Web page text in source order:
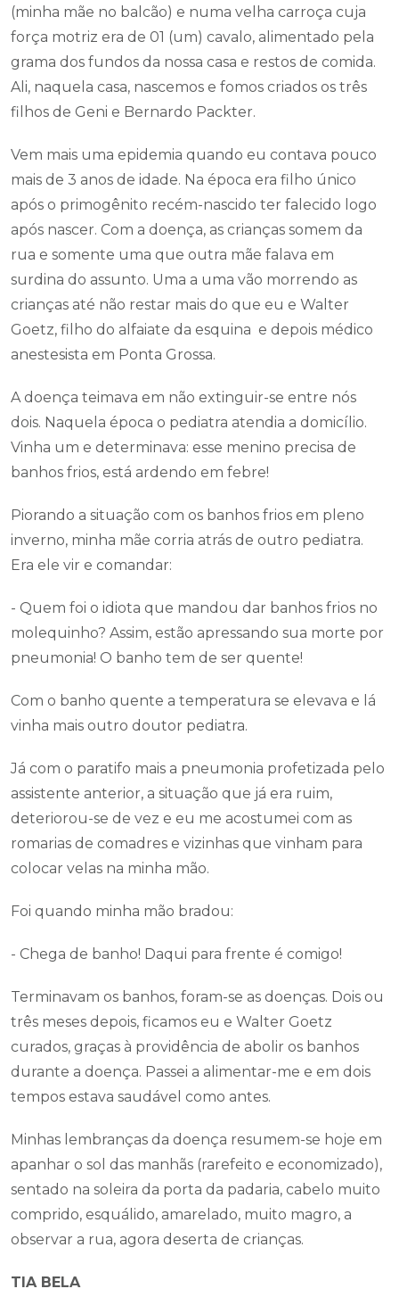
(minha mãe no balcão) e numa velha carroça cuja
força motriz era de 01 (um) cavalo, alimentado pela
grama dos fundos da nossa casa e restos de comida.
Ali, naquela casa, nascemos e fomos criados os três
filhos de Geni e Bernardo Packter.
Vem mais uma epidemia quando eu contava pouco
mais de 3 anos de idade. Na época era filho único
após o primogênito recém-nascido ter falecido logo
após nascer. Com a doença, as crianças somem da
rua e somente uma que outra mãe falava em
surdina do assunto. Uma a uma vão morrendo as
crianças até não restar mais do que eu e Walter
Goetz, filho do alfaiate da esquina e depois médico
anestesista em Ponta Grossa.
A doença teimava em não extinguir-se entre nós
dois. Naquela época o pediatra atendia a domicílio.
Vinha um e determinava: esse menino precisa de
banhos frios, está ardendo em febre!
Piorando a situação com os banhos frios em pleno
inverno, minha mãe corria atrás de outro pediatra.
Era ele vir e comandar:
- Quem foi o idiota que mandou dar banhos frios no
molequinho? Assim, estão apressando sua morte por
pneumonia! O banho tem de ser quente!
Com o banho quente a temperatura se elevava e lá
vinha mais outro doutor pediatra.
Já com o paratifo mais a pneumonia profetizada pelo
assistente anterior, a situação que já era ruim,
deteriorou-se de vez e eu me acostumei com as
romarias de comadres e vizinhas que vinham para
colocar velas na minha mão.
Foi quando minha mão bradou:
- Chega de banho! Daqui para frente é comigo!
Terminavam os banhos, foram-se as doenças. Dois ou
três meses depois, ficamos eu e Walter Goetz
curados, graças à providência de abolir os banhos
durante a doença. Passei a alimentar-me e em dois
tempos estava saudável como antes.
Minhas lembranças da doença resumem-se hoje em
apanhar o sol das manhãs (rarefeito e economizado),
sentado na soleira da porta da padaria, cabelo muito
comprido, esquálido, amarelado, muito magro, a
observar a rua, agora deserta de crianças.
TIA BELA